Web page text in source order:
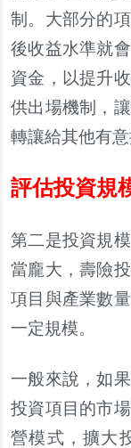
制。大部分的
後收益水準就
資金，以提升
供出場機制，
轉讓給其他有意
評估投資規
第二是投資規
當龐大，壽險
項目與產業數
一定規模。
一般來說 ，如
投資項目的市
營模式，擴大